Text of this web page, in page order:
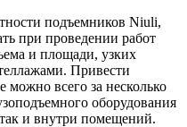
подъемников Niuli,
при проведении работ
и площади, узких
Привести
можно всего за несколько
оборудования
и внутри помещений.